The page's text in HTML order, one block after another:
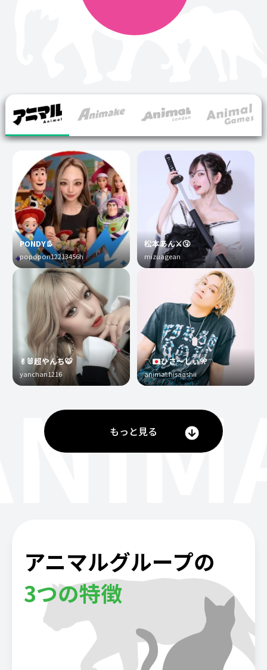
PONDY👢
popopon12213456h
✌︎🐰超やんち🐯
yanchan1216
松本あん⚔️🤧
mizuagean
〽️ ひさ〜しぃ🎌〽️
animal.hisaashii
もっと見る
アニマルグループの
3つの特徴